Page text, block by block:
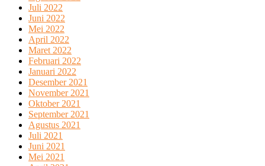
Juli 2022
Juni 2022
Mei 2022
April 2022
Maret 2022
Februari 2022
Januari 2022
Desember 2021
November 2021
Oktober 2021
September 2021
Agustus 2021
Juli 2021
Juni 2021
Mei 2021